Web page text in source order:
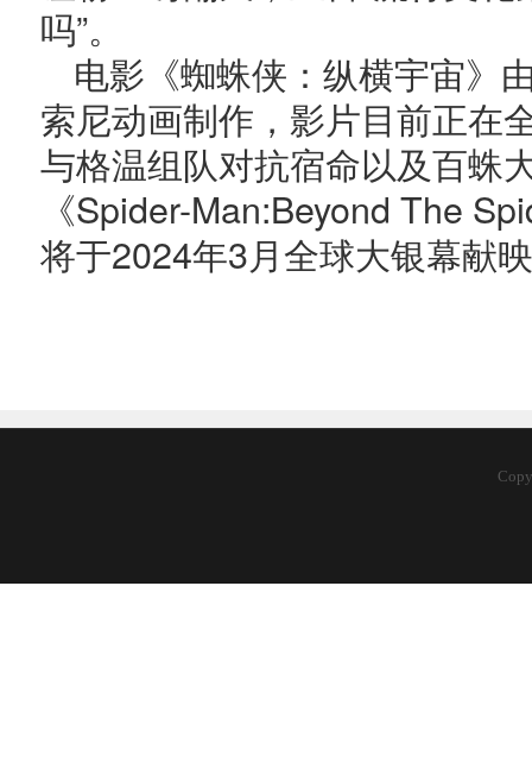
吗”。
电影《蜘蛛侠：纵横宇宙》
索尼动画制作，影片目前正在
与格温组队对抗宿命以及百蛛
《Spider-Man:Beyond The
将于2024年3月全球大银幕献